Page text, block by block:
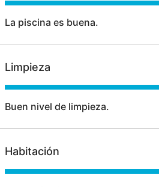
La piscina es buena.
Limpieza
Buen nivel de limpieza.
Habitación